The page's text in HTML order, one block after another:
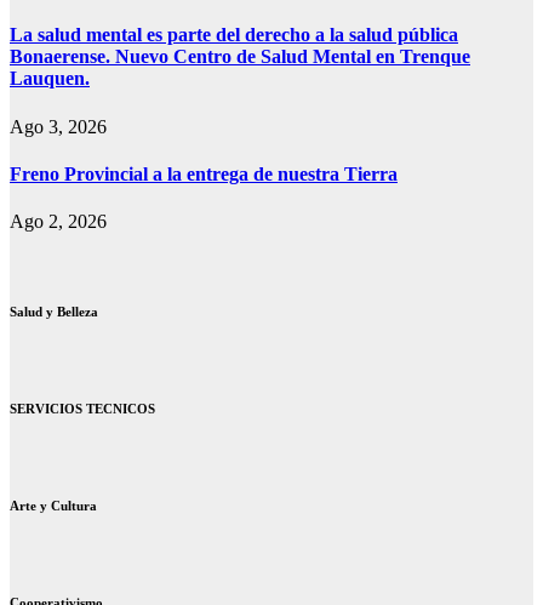
La salud mental es parte del derecho a la salud pública
Bonaerense. Nuevo Centro de Salud Mental en Trenque
Lauquen.
Ago 3, 2026
Freno Provincial a la entrega de nuestra Tierra
Ago 2, 2026
Salud y Belleza
SERVICIOS TECNICOS
Arte y Cultura